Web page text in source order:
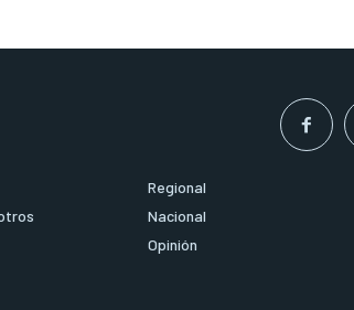
Regional
Nacional
Opinión